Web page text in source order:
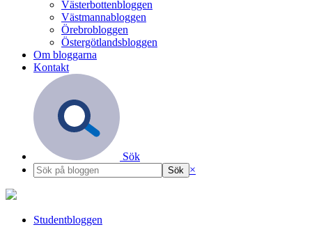
Västerbottenbloggen
Västmannabloggen
Örebrobloggen
Östergötlandsbloggen
Om bloggarna
Kontakt
Sök
×
Studentbloggen